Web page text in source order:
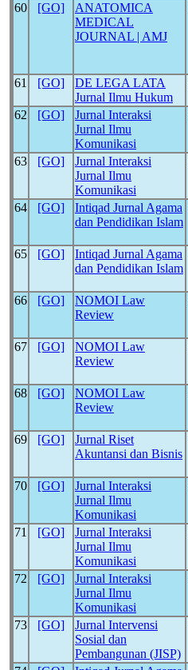
60
[GO]
ANATOMICA
MEDICAL
JOURNAL | AMJ
61 [GO]
DE LEGA LATA
Jurnal Ilmu Hukum
62
[GO]
Jurnal Interaksi
Jurnal Ilmu
Komunikasi
63 [GO]
Jurnal Interaksi
Jurnal Ilmu
Komunikasi
64
[GO]
Intiqad Jurnal Agama
dan Pendidikan Islam
65
[GO]
Intiqad Jurnal Agama
dan Pendidikan Islam
66
[GO]
NOMOI Law
Review
67
[GO]
NOMOI Law
Review
68
[GO]
NOMOI Law
Review
69
[GO]
Jurnal Riset
Akuntansi dan Bisnis
70
[GO]
Jurnal Interaksi
Jurnal Ilmu
Komunikasi
71 [GO]
Jurnal Interaksi
Jurnal Ilmu
Komunikasi
72 [GO]
Jurnal Interaksi
Jurnal Ilmu
Komunikasi
73 [GO]
Jurnal Intervensi
Sosial dan
Pembangunan (JISP)